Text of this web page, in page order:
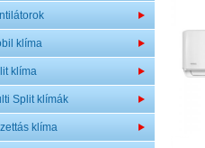
klíma
klíma
Split klímák
klíma